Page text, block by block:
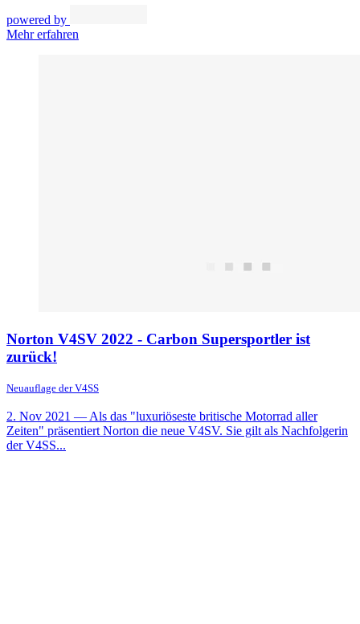
powered by
Mehr erfahren
Norton V4SV 2022 - Carbon Supersportler ist
zurück!
Neuauflage der V4SS
2. Nov 2021 — Als das "luxuriöseste britische Motorrad aller
Zeiten" präsentiert Norton die neue V4SV. Sie gilt als Nachfolgerin
der V4SS...